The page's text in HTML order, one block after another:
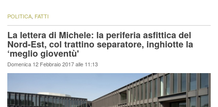
POLITICA, FATTI
La lettera di Michele: la periferia asfittica del
Nord-Est, col trattino separatore, inghiotte la
‘meglio gioventù'
Domenica 12 Febbraio 2017 alle 11:13